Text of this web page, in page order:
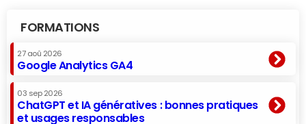
FORMATIONS
27 aoû 2026
Google Analytics GA4
03 sep 2026
ChatGPT et IA génératives : bonnes pratiques
et usages responsables